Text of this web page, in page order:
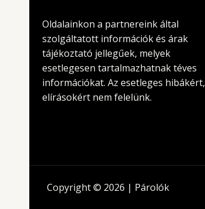
Oldalainkon a partnereink által
szolgáltatott információk és árak
tájékoztató jellegűek, melyek
esetlegesen tartalmazhatnak téves
információkat. Az esetleges hibákért,
elírásokért nem felelünk.
Copyright © 2026 | Párolók